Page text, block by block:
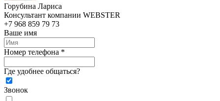
Горубина Лариса
Консультант компании WEBSTER
+7 968 859 79 73
Ваше имя
Номер телефона *
Где удобнее общаться?
Звонок